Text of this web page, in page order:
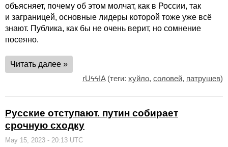
объясняет, почему об этом молчат, как в России, так
и заграницей, основные лидеры которой тоже уже всё
знают. Публика, как бы не очень верит, но сомнение
посеяно.
Читать далее »
rUϟϟIA(теги: хуйло, соловей, патрушев)
Русские отступают. путин собирает
срочную сходку
May 15, 2023 - 20:13 UTC